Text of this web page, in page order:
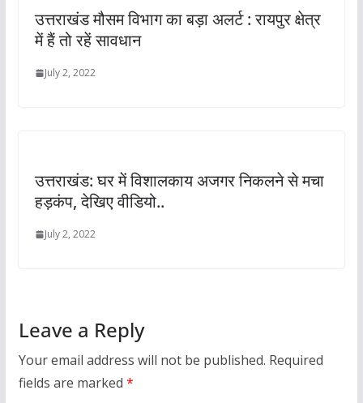
उत्तराखंड मौसम विभाग का बड़ा अलर्ट : रायपुर क्षेत्र
में हैं तो रहें सावधान
July 2, 2022
उत्तराखंड: घर में विशालकाय अजगर निकलने से मचा
हड़कंप, देखिए वीडियो..
July 2, 2022
Leave a Reply
Your email address will not be published. Required
fields are marked *